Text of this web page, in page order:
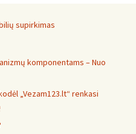
supirkimas
komponentams – Nuo
„Vezam123.lt“ renkasi